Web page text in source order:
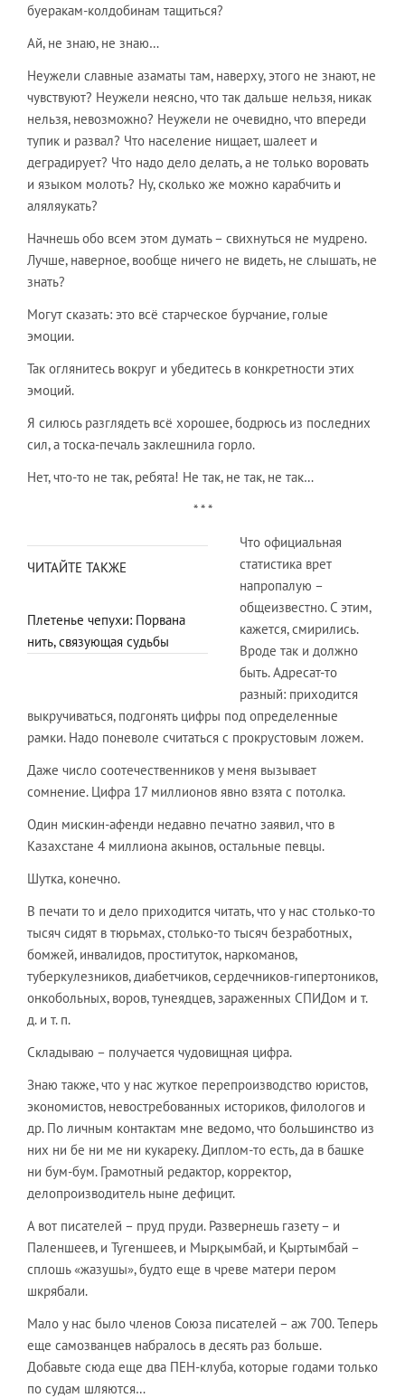
буеракам-колдобинам тащиться?
Ай, не знаю, не знаю…
Неужели славные азаматы там, наверху, этого не знают, не
чувствуют? Неужели неясно, что так дальше нельзя, никак
нельзя, невозможно? Неужели не очевидно, что впереди
тупик и развал? Что население нищает, шалеет и
деградирует? Что надо дело делать, а не только воровать
и языком молоть? Ну, сколько же можно карабчить и
аляляукать?
Начнешь обо всем этом думать – свихнуться не мудрено.
Лучше, наверное, вообще ничего не видеть, не слышать, не
знать?
Могут сказать: это всё старческое бурчание, голые
эмоции.
Так оглянитесь вокруг и убедитесь в конкретности этих
эмоций.
Я силюсь разглядеть всё хорошее, бодрюсь из последних
сил, а тоска-печаль заклешнила горло.
Нет, что-то не так, ребята! Не так, не так, не так…
* * *
ЧИТАЙТЕ ТАКЖЕ
Плетенье чепухи: Порвана
нить, связующая судьбы
Что официальная
статистика врет
напропалую –
общеизвестно. С этим,
кажется, смирились.
Вроде так и должно
быть. Адресат-то
разный: приходится
выкручиваться, подгонять цифры под определенные
рамки. Надо поневоле считаться с прокрустовым ложем.
Даже число соотечественников у меня вызывает
сомнение. Цифра 17 миллионов явно взята с потолка.
Один мискин-афенди недавно печатно заявил, что в
Казахстане 4 миллиона акынов, остальные певцы.
Шутка, конечно.
В печати то и дело приходится читать, что у нас столько-то
тысяч сидят в тюрьмах, столько-то тысяч безработных,
бомжей, инвалидов, проституток, наркоманов,
туберкулезников, диабетчиков, сердечников-гипертоников,
онкобольных, воров, тунеядцев, зараженных СПИДом и т.
д. и т. п.
Складываю – получается чудовищная цифра.
Знаю также, что у нас жуткое перепроизводство юристов,
экономистов, невостребованных историков, филологов и
др. По личным контактам мне ведомо, что большинство из
них ни бе ни ме ни кукареку. Диплом-то есть, да в башке
ни бум-бум. Грамотный редактор, корректор,
делопроизводитель ныне дефицит.
А вот писателей – пруд пруди. Развернешь газету – и
Паленшеев, и Тугеншеев, и Мырқымбай, и Қыртымбай –
сплошь «жазушы», будто еще в чреве матери пером
шкрябали.
Мало у нас было членов Союза писателей – аж 700. Теперь
еще самозванцев набралось в десять раз больше.
Добавьте сюда еще два ПЕН-клуба, которые годами только
по судам шляются…